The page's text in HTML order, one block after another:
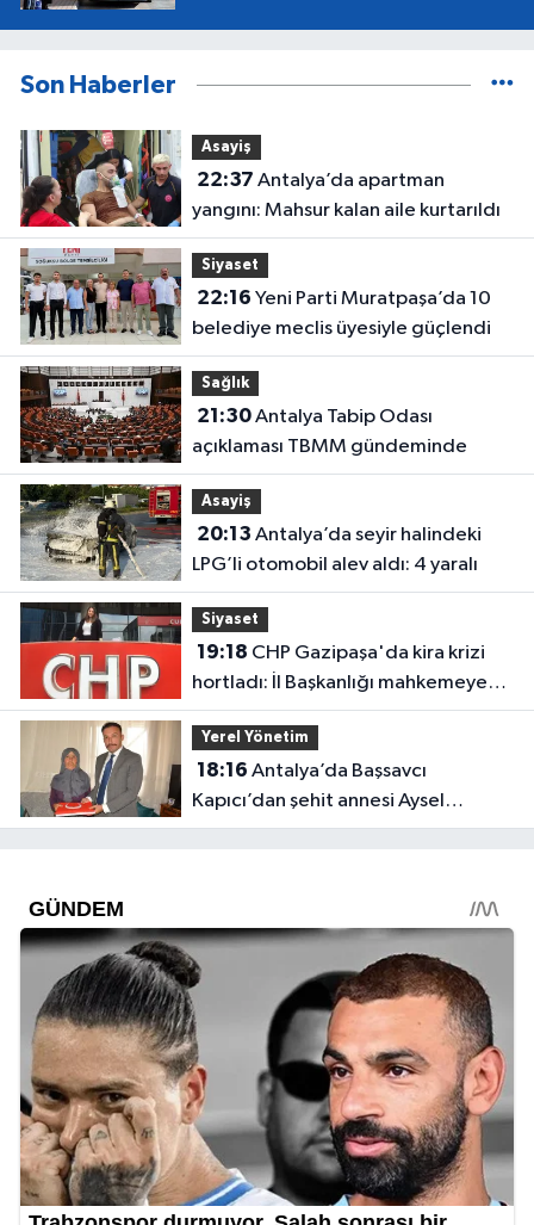
Son Haberler
Asayiş
22:37
yangını: Mahsur kalan aile kurtarıldı
Siyaset
22:16
belediye meclis üyesiyle güçlendi
Sağlık
21:30Antalya Tabip Odası
açıklaması TBMM gündeminde
Asayiş
20:13
LPG’li otomobil alev aldı: 4 yaralı
Siyaset
19:18
hortladı: İl Başkanlığı mahkemeye
gitti
Yerel Yönetim
18:16
Kapıcı’dan şehit annesi Aysel
Belen’e anlamlı ziyaret